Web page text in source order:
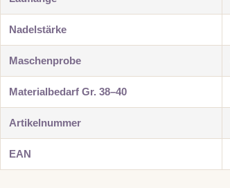
Nadelstärke
Maschenprobe
Materialbedarf Gr. 38–40
Artikelnummer
EAN